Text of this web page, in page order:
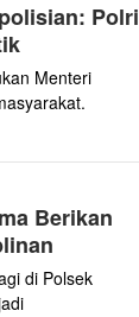
Polri
Menteri
Berikan
di Polsek